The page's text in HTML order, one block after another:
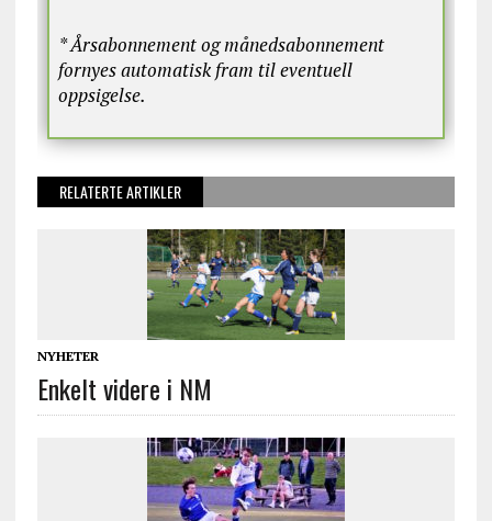
* Årsabonnement og månedsabonnement
fornyes automatisk fram til eventuell
oppsigelse.
RELATERTE ARTIKLER
NYHETER
Enkelt videre i NM